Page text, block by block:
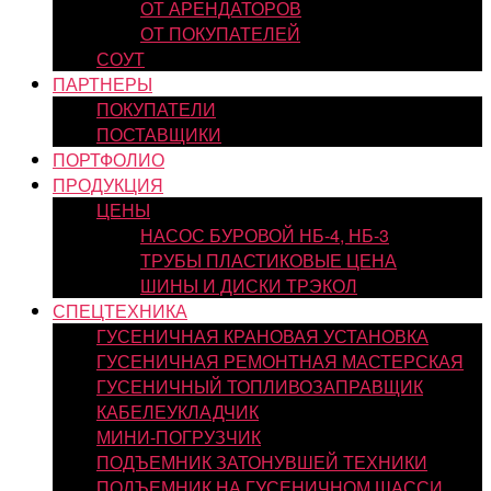
ОТ АРЕНДАТОРОВ
ОТ ПОКУПАТЕЛЕЙ
СОУТ
ПАРТНЕРЫ
ПОКУПАТЕЛИ
ПОСТАВЩИКИ
ПОРТФОЛИО
ПРОДУКЦИЯ
ЦЕНЫ
НАСОС БУРОВОЙ НБ-4, НБ-3
ТРУБЫ ПЛАСТИКОВЫЕ ЦЕНА
ШИНЫ И ДИСКИ ТРЭКОЛ
СПЕЦТЕХНИКА
ГУСЕНИЧНАЯ КРАНОВАЯ УСТАНОВКА
ГУСЕНИЧНАЯ РЕМОНТНАЯ МАСТЕРСКАЯ
ГУСЕНИЧНЫЙ ТОПЛИВОЗАПРАВЩИК
КАБЕЛЕУКЛАДЧИК
МИНИ-ПОГРУЗЧИК
ПОДЪЕМНИК ЗАТОНУВШЕЙ ТЕХНИКИ